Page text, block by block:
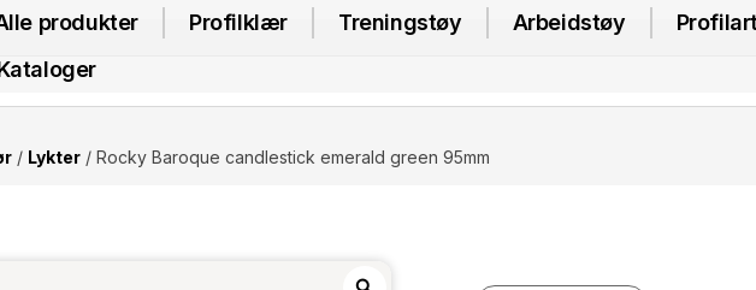
produkter Profilklær Treningstøy Arbeidstøy
/ Lykter/ Rocky Baroque candlestick emerald green 95mm